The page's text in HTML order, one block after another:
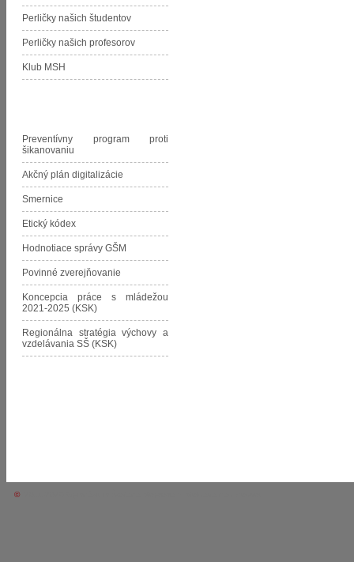
Perličky našich študentov
Perličky našich profesorov
Klub MSH
Preventívny program proti
šikanovaniu
Akčný plán digitalizácie
Smernice
Etický kódex
Hodnotiace správy GŠM
Povinné zverejňovanie
Koncepcia práce s mládežou
2021-2025 (KSK)
Regionálna stratégia výchovy a
vzdelávania SŠ (KSK)
©